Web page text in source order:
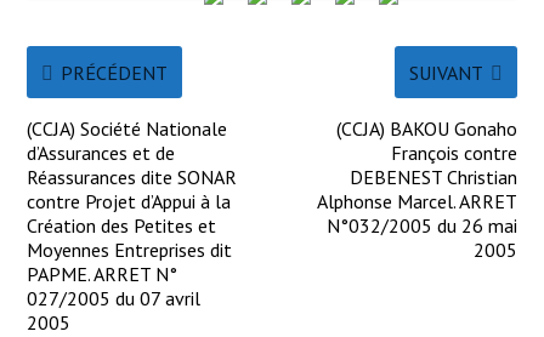
PRÉCÉDENT
(CCJA) Société Nationale
d’Assurances et de
Réassurances dite SONAR
contre Projet d’Appui à la
Création des Petites et
Moyennes Entreprises dit
PAPME. ARRET N°
027/2005 du 07 avril
2005
SUIVANT
(CCJA) BAKOU Gonaho
François contre
DEBENEST Christian
Alphonse Marcel. ARRET
N°032/2005 du 26 mai
2005